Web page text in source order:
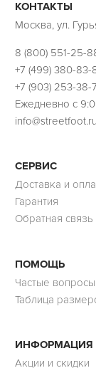
КОНТАКТЫ
Москва, ул.
8 (800) 551-25-
+7 (499) 380-83-
+7 (903) 253-38-
Ежедневно с
info@streetfoot.ru
СЕРВИС
Доставка и
Гарантия
Обратная связь
ПОМОЩЬ
Частые вопросы
Таблица
ИНФОРМАЦИЯ
Акции и скидки